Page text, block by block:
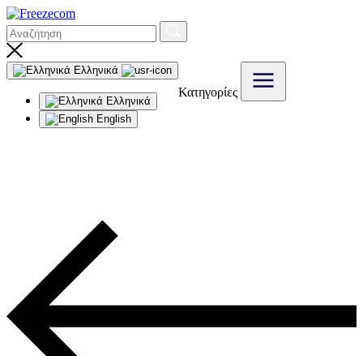
Ελληνικά
Ελληνικά
English
Κατηγορίες